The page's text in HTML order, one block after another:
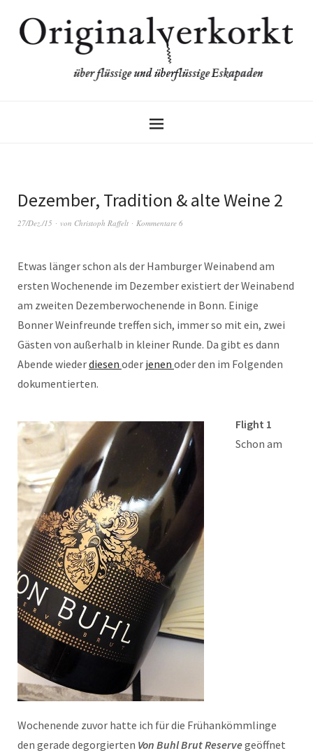
Dezember, Tradition & alte Weine 2
27/Dez./15 von Christoph Raffelt Kommentare 6
Etwas länger schon als der Hamburger Weinabend am
ersten Wochenende im Dezember existiert der Weinabend
am zweiten Dezemberwochenende in Bonn. Einige
Bonner Weinfreunde treffen sich, immer so mit ein, zwei
Gästen von außerhalb in kleiner Runde. Da gibt es dann
Abende wiederdiesen oder jenen oder den im Folgenden
dokumentierten.
Flight 1
Schon am
Wochenende zuvor hatte ich für die Frühankömmlinge
den gerade degorgierten Von Buhl Brut Reservegeöffnet